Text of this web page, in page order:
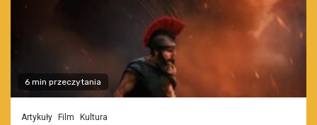
6 min przeczytania
Artykuły Film Kultura